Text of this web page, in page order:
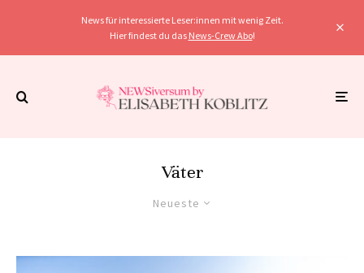
News für interessierte Leser:innen mit wenig Zeit.
Hier findest du das News-Crew Abo!
Väter
Neueste